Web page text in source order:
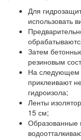
Для
использовать
Затем
резиновым
На следующем
приклеивают
гидроизола;
Ленты
15 см;